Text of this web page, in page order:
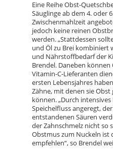
Eine Reihe Obst-
Säuglinge ab dem 4. oder
Zwischenmahlzeit
jedoch keine reinen
werden. „Stattdessen
und Öl zu Brei kombiniert
und Nährstoffbedarf der
Brendel. Daneben
Vitamin-C-Lieferanten
ersten Lebensjahres
Zähne, mit denen sie
können. „Durch
Speichelfluss angeregt,
entstandenen Säuren
der Zahnschmelz nicht so
Obstmus zum Nuckeln ist
empfehlen“, so Brendel